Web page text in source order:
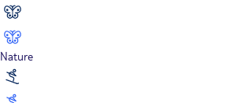
Nature